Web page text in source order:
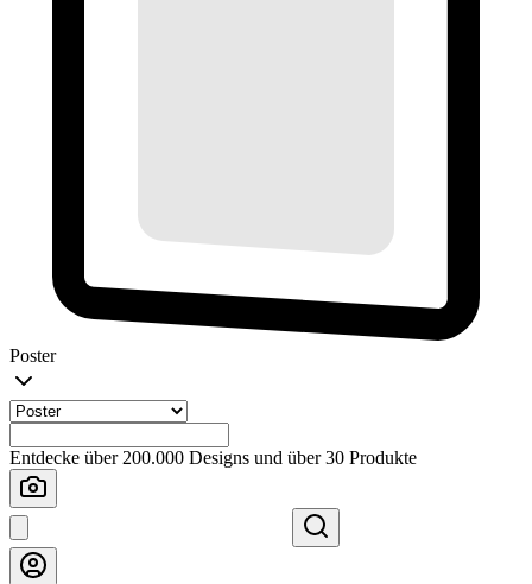
Poster
Entdecke über 200.000 Designs und über 30 Produkte